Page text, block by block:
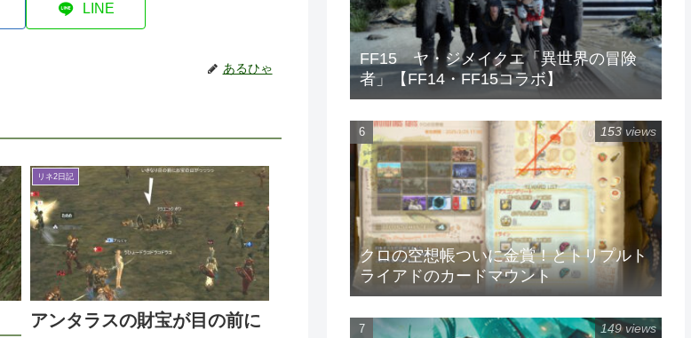
LINE
あるひゃ
リネ2日記
アンタラスの財宝が目の前に
FF15 ヤ・ジメイクエ「異世界の冒険
者」【FF14・FF15コラボ】
クロの空想帳ついに金賞！とトリプルト
ライアドのカードマウント
153 views
149 views